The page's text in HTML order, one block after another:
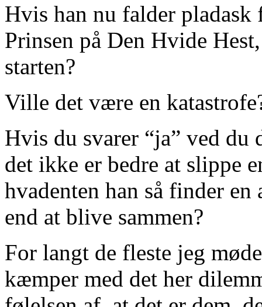
Hvis han nu falder
Prinsen på Den Hvide
starten?
Ville det være en
Hvis du svarer “ja” ved du
det ikke er bedre at slippe
hvadenten han så finder
end at blive sammen?
For langt de fleste jeg
kæmper med det her